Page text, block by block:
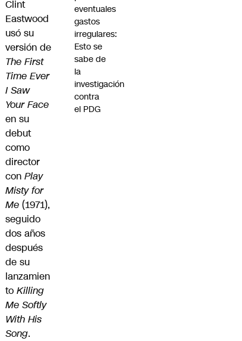
Clint
Eastwood
usó su
versión de
The First
Time Ever
I Saw
Your Face
en su
debut
como
director
con Play
Misty for
Me (1971),
seguido
dos años
después
de su
lanzamien
to Killing
Me Softly
With His
Song.
eventuales
gastos
irregulares:
Esto se
sabe de
la
investigación
contra
el PDG